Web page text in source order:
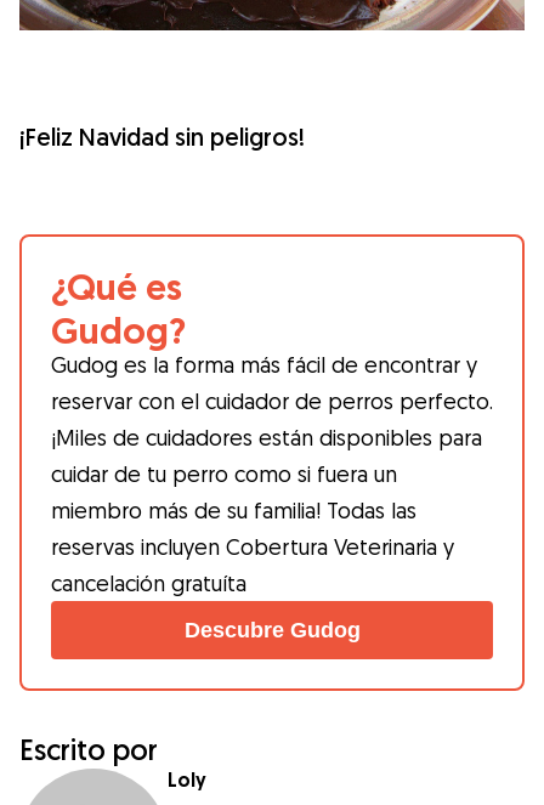
¡Feliz Navidad sin peligros!
¿Qué es
Gudog?
Gudog es la forma más fácil de encontrar y
reservar con el cuidador de perros perfecto.
¡Miles de cuidadores están disponibles para
cuidar de tu perro como si fuera un
miembro más de su familia! Todas las
reservas incluyen Cobertura Veterinaria y
cancelación gratuíta
Descubre Gudog
Escrito por
Loly